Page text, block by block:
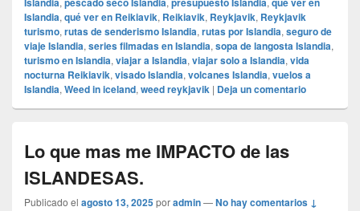
Islandia, qué ver en Reikiavik, Reikiavik, Reykjavik, Reykjavik
turismo, rutas de senderismo Islandia, rutas por Islandia, seguro de
viaje Islandia, series filmadas en Islandia, sopa de langosta Islandia,
turismo en Islandia, viajar a Islandia, viajar solo a Islandia, vida
nocturna Reikiavik, visado Islandia, volcanes Islandia, vuelos a
Islandia, Weed in iceland, weed reykjavik | Deja un comentario
Lo que mas me IMPACTO de las
ISLANDESAS.
Publicado el agosto 13, 2025poradmin—No hay comentarios ↓